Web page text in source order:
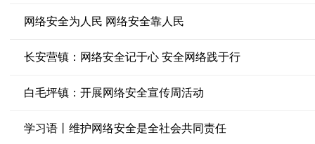
网络安全为人民 网络安全靠人民
长安营镇：网络安全记于心 安全网络践于行
白毛坪镇：开展网络安全宣传周活动
学习语丨维护网络安全是全社会共同责任